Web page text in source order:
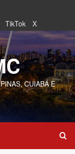
TikTok X
CUIABÁ E